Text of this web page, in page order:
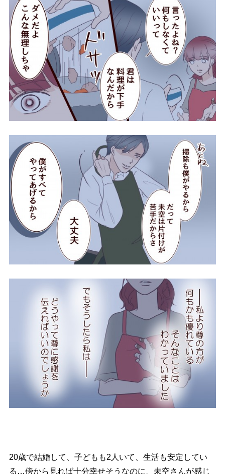
20歳で結婚して、子どもも2人いて、生活も安定してい
る…傍から見れば十分幸せそうなのに、未空さんが感じ